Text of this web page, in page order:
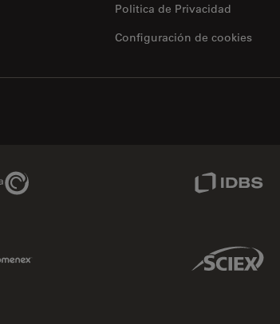
Politica de Privacidad
Configuración de cookies
Genedata Link
Sciex Link